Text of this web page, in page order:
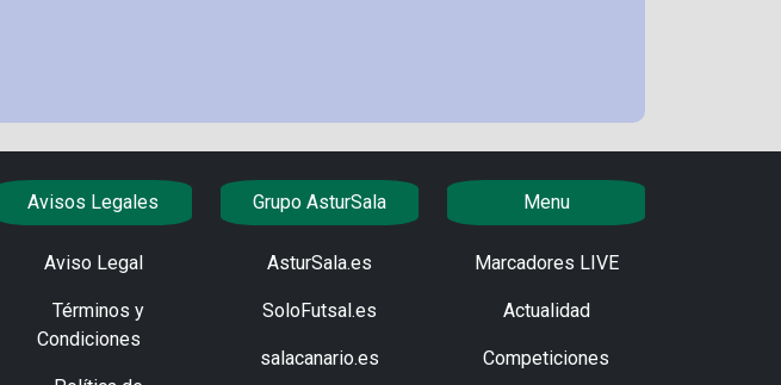
Avisos Legales
Aviso Legal
Términos y
Condiciones
Grupo AsturSala
AsturSala.es
SoloFutsal.es
salacanario.es
Menu
Marcadores LIVE
Actualidad
Competiciones